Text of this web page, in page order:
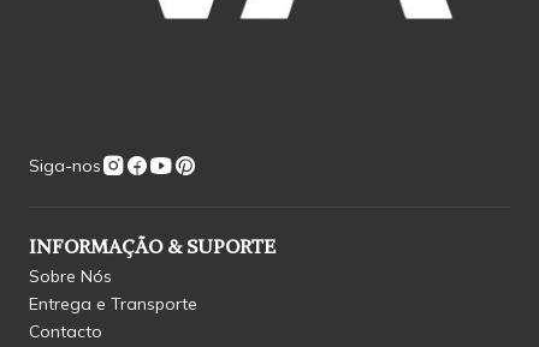
Siga-nos
INFORMAÇÃO & SUPORTE
Sobre Nós
Entrega e Transporte
Contacto